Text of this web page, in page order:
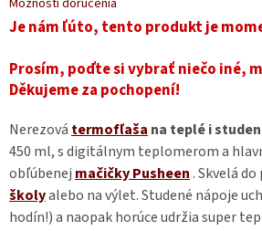
Možnosti doručenia
Je nám ľúto, tento produkt je
Prosím, poďte si vybrať niečo iné,
Děkujeme za pochopení!
Nerezová termofľaša na teplé i
450 ml, s digitálnym teplomerom a
obľúbenej mačičky Pusheen . Skvelá
školyalebo na výlet. Studené nápoje
hodín!) a naopak horúce udržia super